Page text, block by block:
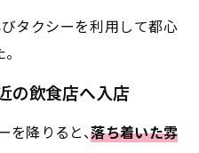
びタクシーを利用して都心
飲食店へ入店
を降りると、落ち着いた雰